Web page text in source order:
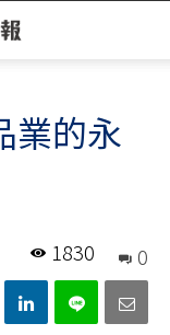
業的永
0
1830